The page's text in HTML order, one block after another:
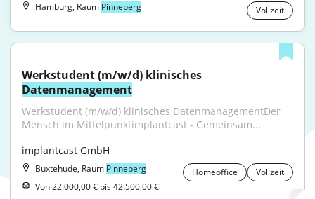
Hamburg, Raum Pinneberg Vollzeit
Datenmanagement
Werkstudent (m/w/d) klinisches DatenmanagementDer
Mensch im Mittelpunktimplantcast - Gemeinsam...
implantcast GmbH
Buxtehude, Raum Pinneberg Homeoffice
Vollzeit
Von 22.000,00 € bis 42.500,00 €